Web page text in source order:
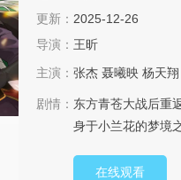
更新： 2025-12-26
导演： 王昕
主演： 张杰 聂曦映 杨天翔
剧情： 东方青苍大战后重
身于小兰花的梦境
在线观看